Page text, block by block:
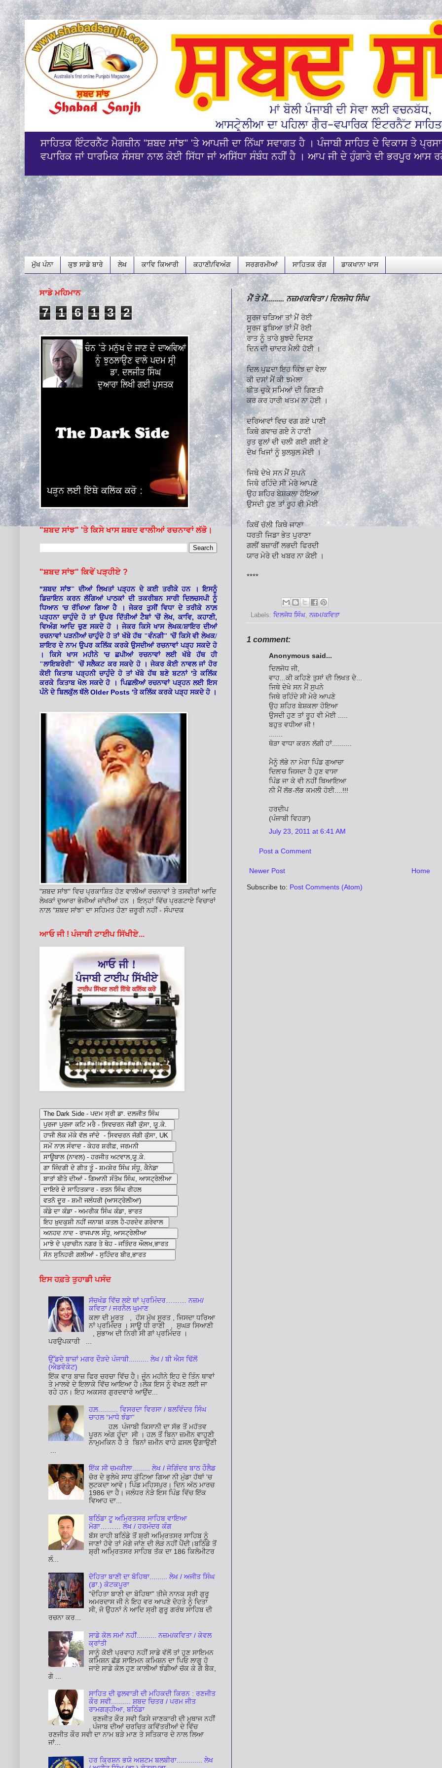
ਸਾਹਿਤਕ ਇੰਟਰਨੈੱਟ ਮੈਗਜ਼ੀਨ "ਸ਼ਬਦ ਸਾਂਝ" 'ਤੇ ਆਪਜੀ ਦਾ ਨਿੱਘਾ ਸਵਾਗਤ ਹੈ । ਪੰਜਾਬੀ ਸਾਹਿਤ ਦੇ ਵਿਕਾਸ ਤੇ
ਵਪਾਰਿਕ ਜਾਂ ਧਾਰਮਿਕ ਸੰਸਥਾ ਨਾਲ ਕੋਈ ਸਿੱਧਾ ਜਾਂ ਅਸਿੱਧਾ ਸੰਬੰਧ ਨਹੀਂ ਹੈ । ਆਪ ਜੀ ਦੇ ਹੁੰਗਾਰੇ ਦੀ ਭਰਪੂਰ ਆਸ
ਮੁੱਖ ਪੰਨਾ ਕੁਝ ਸਾਡੇ ਬਾਰੇ ਲੇਖ ਕਾਵਿ ਕਿਆਰੀ ਕਹਾਣੀ/ਵਿਅੰਗ ਸਰਗਰਮੀਆਂ ਸਾਹਿਤਕ ਰੰਗ ਡਾਕਖਾਨਾ ਖਾਸ
ਮੈਂ ਤੇ ਮੈਂ......... ਨਜ਼ਮ/ਕਵਿਤਾ / ਦਿਲਜੋਧ ਸਿੰਘ
ਸੂਰਜ ਚੜਿਆ ਤਾਂ ਮੈਂ ਰੋਈ
ਸੂਰਜ ਡੁਬਿਆ ਤਾਂ ਮੈਂ ਰੋਈ
ਰਾਤ ਨੂੰ ਤਾਰੇ ਬੁਝਦੇ ਦਿਸਣ
ਦਿਨ ਦੀ ਚਾਦਰ ਮੈਲੀ ਹੋਈ ।
ਦਿਲ ਪੁਛਦਾ ਇਹ ਕਿੰਝ ਦਾ ਵੇਲਾ
ਕੀ ਦਸਾਂ ਮੈਂ ਕੀ ਝਮੇਲਾ
ਬੀਤ ਚੁਕੇ ਸਮਿਆਂ ਦੀ ਗਿਣਤੀ
ਕਰ ਕਰ ਹਾਰੀ ਖਤਮ ਨਾ ਹੋਈ ।
ਦਰਿਆਵਾਂ ਵਿਚ ਵਗ ਗਏ ਪਾਣੀ
ਕਿਥੇ ਗਵਾਚ ਗਏ ਨੇ ਹਾਣੀ
ਰੁਤ ਫੁਲਾਂ ਦੀ ਚਲੀ ਗਈ ਗਈ ਏ
ਦੇਖ ਖਿਜਾਂ ਨੂੰ ਬੁਲਬੁਲ ਮੋਈ ।
ਜਿਥੇ ਦੇਖੇ ਸਨ ਮੈਂ ਸੁਪਨੇ
ਜਿਥੇ ਰਹਿੰਦੇ ਸੀ ਮੇਰੇ ਆਪਣੇ
ਉਹ ਸ਼ਹਿਰ ਬੇਸ਼ਕਲਾ ਹੋਇਆ
ਉਸਦੀ ਹੁਣ ਤਾਂ ਰੂਹ ਵੀ ਮੋਈ
ਕਿਥੋਂ ਚੱਲੀ ਕਿਥੇ ਜਾਣਾ
ਧਰਤੀ ਜਿਡਾ ਭੇਤ ਪੁਰਾਣਾ
ਗਲੀਂ ਬਜ਼ਾਰੀਂ ਲਭਦੀ ਫਿਰਦੀ
ਯਾਰ ਮੇਰੇ ਦੀ ਖਬਰ ਨਾ ਕੋਈ ।
****
Labels: ਦਿਲਜੋਧ ਸਿੰਘ ਨਜ਼ਮ/ਕਵਿਤਾ
1 comment:
Anonymous said...
ਦਿਲਜੋਧ ਜੀ,
ਵਾਹ...ਕੀ ਕਹਿਣੇ ਤੁਸਾਂ ਦੀ ਲਿਖਤ ਦੇ...
ਜਿਥੇ ਦੇਖੇ ਸਨ ਮੈਂ ਸੁਪਨੇ
ਜਿਥੇ ਰਹਿੰਦੇ ਸੀ ਮੇਰੇ ਆਪਣੇ
ਉਹ ਸ਼ਹਿਰ ਬੇਸ਼ਕਲਾ ਹੋਇਆ
ਉਸਦੀ ਹੁਣ ਤਾਂ ਰੂਹ ਵੀ ਮੋਈ .....
ਬਹੁਤ ਵਧੀਆ ਜੀ !
ਥੋੜਾ ਵਾਧਾ ਕਰਨ ਲੱਗੀ ਹਾਂ..........
ਮੈਨੂੰ ਲੱਭੇ ਨਾ ਮੇਰਾ ਪਿੰਡ ਗੁਆਚਾ
ਦਿਲ'ਚ ਜਿਸਦਾ ਹੈ ਹੁਣ ਵਾਸਾ
ਪਿੰਡ ਜਾ ਕੇ ਵੀ ਨਹੀਂ ਥਿਆਇਆ
ਨੀ ਮੈਂ ਲੱਭ-ਲੱਭ ਕਮਲੀ ਹੋਈ....!!!
ਹਰਦੀਪ
(ਪੰਜਾਬੀ ਵਿਹੜਾ)
July 23, 2011 at 6:41 AM
Post a Comment
Newer Post Home
Subscribe to: Post Comments (Atom)
ਸਾਡੇ ਮਹਿਮਾਨ
7 1 6 1 3 2
"ਸ਼ਬਦ ਸਾਂਝ" 'ਤੇ ਕਿਸੇ ਖਾਸ ਸ਼ਬਦ ਵਾਲੀਆਂ ਰਚਨਾਵਾਂ ਲੱਭੋ।
"ਸ਼ਬਦ ਸਾਂਝ" ਕਿਵੇਂ ਪੜ੍ਹੀਏ ?
"ਸ਼ਬਦ ਸਾਂਝ" ਦੀਆਂ ਲਿਖਤਾਂ ਪੜ੍ਹਨ ਦੇ ਕਈ ਤਰੀਕੇ ਹਨ । ਇਸਨੂੰ
ਡਿਜ਼ਾਇਨ ਕਰਨ ਲੱਗਿਆਂ ਪਾਠਕਾਂ ਦੀ ਤਕਰੀਬਨ ਸਾਰੀ ਦਿਲਚਸਪੀ ਨੂੰ
ਧਿਆਨ 'ਚ ਰੱਖਿਆ ਗਿਆ ਹੈ । ਜੇਕਰ ਤੁਸੀਂ ਵਿਧਾ ਦੇ ਤਰੀਕੇ ਨਾਲ਼
ਪੜ੍ਹਨਾ ਚਾਹੁੰਦੇ ਹੋ ਤਾਂ ਉਪਰ ਦਿੱਤੀਆਂ ਟੈਬਾਂ'ਚੋਂ ਲੇਖ,ਕਾਵਿ,ਕਹਾਣੀ,
ਵਿਅੰਗ ਆਦਿ ਚੁਣ ਸਕਦੇ ਹੋ । ਜੇਕਰ ਕਿਸੇ ਖਾਸ ਲੇਖਕ/ਸ਼ਾਇਰ ਦੀਆਂ
ਰਚਨਾਵਾਂ ਪੜਨੀਆਂ ਚਾਹੁੰਦੇ ਹੋ ਤਾਂ ਖੱਬੇ ਹੱਥ "ਵੰਨਗੀ" 'ਚੋਂ ਕਿਸੇ ਵੀ ਲੇਖਕ/
ਸ਼ਾਇਰ ਦੇ ਨਾਮ ਉਪਰ ਕਲਿੱਕ ਕਰਕੇ ਉਸਦੀਆਂ ਰਚਨਾਵਾਂ ਪੜ੍ਹ ਸਕਦੇ ਹੋ
। ਕਿਸੇ ਖਾਸ ਮਹੀਨੇ 'ਚ ਛਪੀਆਂ ਰਚਨਾਵਾਂ ਲਈ ਖੱਬੇ ਹੱਥ ਹੀ
"ਲਾਇਬਰੇਰੀ" 'ਚੋਂ ਸਲੈਕਟ ਕਰ ਸਕਦੇ ਹੋ । ਜੇਕਰ ਕੋਈ ਨਾਵਲ ਜਾਂ ਹੋਰ
ਕੋਈ ਕਿਤਾਬ ਪੜ੍ਹਨੀ ਚਾਹੁੰਦੇ ਹੋ ਤਾਂ ਖੱਬੇ ਹੱਥ ਬਣੇ ਬਟਨਾਂ'ਤੇ ਕਲਿੱਕ
ਕਰਕੇ ਕਿਤਾਬ ਖੋਲ ਸਕਦੇ ਹੋ । ਪਿਛਲੀਆਂ ਰਚਨਾਵਾਂ ਪੜ੍ਹਨ ਲਈ ਇਸ
ਪੰਨੇ ਦੇ ਬਿਲਕੁੱਲ ਥੱਲੇOlder Posts 'ਤੇ ਕਲਿੱਕ ਕਰਕੇ ਪੜ੍ਹ ਸਕਦੇ ਹੋ ।
"ਸ਼ਬਦ ਸਾਂਝ" ਵਿਚ ਪ੍ਰਕਾਸ਼ਿਤ ਹੋਣ ਵਾਲੀਆਂ ਰਚਨਾਵਾਂ ਤੇ ਤਸਵੀਰਾਂ ਆਦਿ
ਲੇਖਕਾਂ ਦੁਆਰਾ ਭੇਜੀਆਂ ਜਾਂਦੀਆਂ ਹਨ । ਇਨ੍ਹਾਂ ਵਿੱਚ ਪ੍ਰਗਟਾਏ ਵਿਚਾਰਾਂ
ਨਾਲ਼ "ਸ਼ਬਦ ਸਾਂਝ" ਦਾ ਸਹਿਮਤ ਹੋਣਾ ਜ਼ਰੂਰੀ ਨਹੀਂ - ਸੰਪਾਦਕ
ਆਓ ਜੀ ! ਪੰਜਾਬੀ ਟਾਈਪ ਸਿੱਖੀਏ...
ਇਸ ਹਫ਼ਤੇ ਤੁਹਾਡੀ ਪਸੰਦ
ਸੱਚਖੰਡ ਵਿੱਚ ਲਏ ਥਾਂ ਪ੍ਰਮਿੰਦਰ……… ਨਜ਼ਮ/
ਕਵਿਤਾ / ਜਰਨੈਲ ਘੁਮਾਣ
ਕਲਾ ਦੀ ਮੂਰਤ , ਹੱਸ ਮੁੱਖ ਸੂਰਤ , ਜਿਸਦਾ ਧਰਿਆ
ਨਾਂ ਪ੍ਰਮਿੰਦਰ । ਸਾਊ ਧੀ ਰਾਣੀ , ਸੁਘੜ ਸਿਆਣੀ
, ਸੁਭਾਅ ਦੀ ਨਿਰੀ ਸੀ ਗਾਂ ਪ੍ਰਮਿੰਦਰ ।
ਪਰਉਪਕਾਰੀ ...
ਉੱਡਦੇ ਬਾਜ਼ਾਂ ਮਗਰ ਦੌੜਦੇ ਪੰਜਾਬੀ.......... ਲੇਖ / ਬੀ ਐਸ ਢਿੱਲੋਂ
(ਐਡਵੋਕੇਟ)
ਇੱਕ ਵਾਰ ਬਾਜ਼ ਫਿਰ ਚਰਚਾ ਵਿੱਚ ਹੈ। ਜੂੰਨ ਮਹੀਨੇ ਇਹ ਦੋ ਤਿੰਨ ਥਾਵਾਂ
ਤੇ ਮਾਲਵੇ ਦੇ ਇਲਾਕੇ ਵਿੱਚ ਆਇਆ ਹੈ।ਲੋਕ ਇਸ ਨੂੰ ਵੇਖਣ ਲਈ ਜਾ
ਰਹੇ ਹਨ। ਇਹ ਅਕਸਰ ਗੁਰਦਵਾਰੇ ਆਉਂਦ...
ਹਲ਼.......... ਵਿਸਰਦਾ ਵਿਰਸਾ / ਬਲਵਿੰਦਰ ਸਿੰਘ
ਚਾਹਲ “ਮਾਧੋ ਝੰਡਾ”
ਹਲ਼ ਪੰਜਾਬੀ ਕਿਸਾਨੀ ਦਾ ਸੱਭ ਤੋਂ ਮਹੱਤਵ
ਪੂਰਨ ਅੰਗ ਹੁੰਦਾ ਸੀ । ਹਲ਼ ਤੋਂ ਬਿਨਾ ਜ਼ਮੀਨ ਵਾਹੁਣੀ
ਨਾਮੁਮਕਿਨ ਹੈ ਤੇ ਬਿਨਾਂ ਜ਼ਮੀਨ ਵਾਹੇ ਫ਼ਸਲ ਉਗਾਉਣੀ
ਇੱਕ ਸੀ ਚਮਕੀਲਾ......... ਲੇਖ / ਜੋਗਿੰਦਰ ਬਾਠ ਹੌਲੈਡ
ਚੋਰ ਦੇ ਭੁਲੇਖੇ ਸਾਧ ਕੁੱਟਿਆ ਗਿਆ ਨੀ ਮੁੰਡਾ ਹੱਥਾਂ 'ਚ
ਲੁਟਕਦਾ ਆਵੇ। ਪਿੰਡ ਮਹਿਸਪੁਰ। ਦਿਨ ਅੱਠ ਮਾਰਚ
1986 ਦਾ ਹੈ। ਜਲੰਧਰ ਨੇੜੇ ਇਸ ਪਿੰਡ ਵਿੱਚ ਇੱਕ
ਵਿਆਹ ਦਾ...
ਬਠਿੰਡਾ ਟੂ ਅਮ੍ਰਿਤਸਰ ਸਾਹਿਬ ਵਾਇਆ
ਮੋਗਾ……… ਲੇਖ / ਹਰਮੰਦਰ ਕੰਗ
ਬੱਸ ਰਾਹੀ ਬਠਿੰਡੇ ਤੋਂ ਸ਼੍ਰੀ ਅਮ੍ਰਿਤਸਰ ਸਾਹਿਬ ਨੂੰ
ਜਾਣਾਂ ਹੋਵੇ ਤਾਂ ਮੋਗੇ ਜਾਂਣ ਦੀ ਲੋੜ ਨਹੀਂ ਪੈਂਦੀ।ਬਠਿੰਡੇ ਤੋਂ
ਸ਼੍ਰੀ ਅਮ੍ਰਿਤਸਰ ਸਾਹਿਬ ਤੱਕ ਦਾ 186 ਕਿਲੋਮੀਟਰ
ਲੰ...
ਦੋਹਿਤਾ ਬਾਣੀ ਦਾ ਬੋਹਿਥਾ......... ਲੇਖ / ਅਜੀਤ ਸਿੰਘ
(ਡਾ.) ਕੋਟਕਪੂਰਾ
“ਦੋਹਿਤਾ ਬਾਣੀ ਦਾ ਬੋਹਿਥਾ” ਤੀਜੇ ਨਾਨਕ ਸ੍ਰੀ ਗੁਰੂ
ਅਮਰਦਾਸ ਜੀ ਨੇ ਇਹ ਵਰ ਆਪਣੇ ਦੋਹਤੇ ਨੂੰ ਦਿਤਾ
ਸੀ, ਜੋ ਉਹਨਾਂ ਨੇ ਆਦਿ ਸ੍ਰੀ ਗੁਰੂ ਗਰੰਥ ਸਾਹਿਬ ਦੀ
ਰਚਨਾ ਕਰ...
ਸਾਡੇ ਕੋਲ ਸਮਾਂ ਨਹੀਂ.......... ਨਜ਼ਮ/ਕਵਿਤਾ / ਕੇਵਲ
ਕ੍ਰਾਂਤੀ
ਸਾਨੂੰ ਕੋਈ ਪ੍ਰਵਾਹ ਨਹੀਂ ਸਾਡੇ ਵੱਲੋਂ ਤਾਂ ਹੁਣ ਸਾਇਮਨ
ਕਮਿਸ਼ਨ ਛੱਡ ਸਾਇਮਨ ਕਮਿਸ਼ਨ ਦਾ ਪਿਓ ਲਾਗੂ ਹੋ
ਜਾਏ ਸਾਡੇ ਕੋਲ ਹੁਣ ਕਾਲੀਆਂ ਝੰਡੀਆਂ ਚੱਕ ਕੇ ਗੋ ਬੈਕ,
ਗੋ ...
ਸਾਹਿਤ ਦੀ ਫੁਲਵਾੜੀ ਦੀ ਮਹਿਕਦੀ ਕਿਰਨ : ਰਣਜੀਤ
ਕੌਰ ਸਵੀ.......... ਸ਼ਬਦ ਚਿਤਰ / ਪਰਮ ਜੀਤ
ਰਾਮਗੜ੍ਹੀਆ, ਬਠਿੰਡਾ
ਰਣਜੀਤ ਕੌਰ ਸਵੀ ਕਿਸੇ ਜਾਣਕਾਰੀ ਦੀ ਮੁਥਾਜ ਨਹੀਂ
, ਪੰਜਾਬ ਦੀਆਂ ਚਰਚਿਤ ਕਵਿੱਤਰੀਆਂ ਦੇ ਵਿੱਚ
ਰਣਜੀਤ ਕੌਰ ਸਵੀ ਦਾ ਨਾਮ ਬੜੇ ਮਾਣ ਤੇ ਸਤਿਕਾਰ ਦੇ ਨਾਲ ਲਿਆ
ਜਾਂ...
ਹਰ ਕ੍ਰਿਸ਼ਨ ਭਯੋ ਅਸ਼ਟਮ ਬਲਬੀਰਾ............. ਲੇਖ